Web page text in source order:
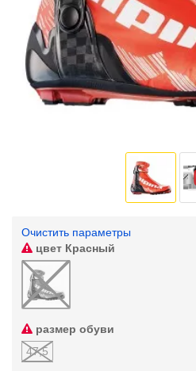
Очистить параметры
цвет Красный
размер обуви
47,5